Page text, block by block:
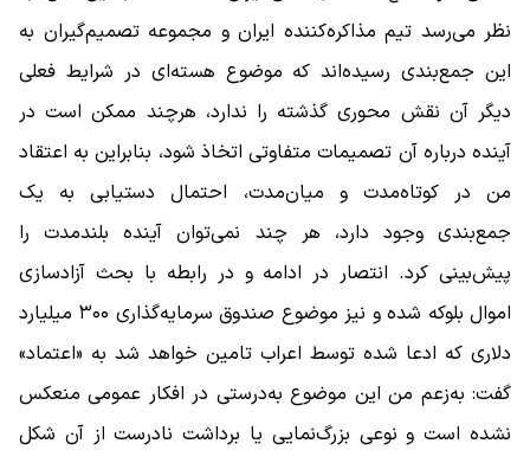
نظر می‌رسد تیم مذاکره‌کننده ایران و مجموعه تصمیم‌گیران به
این جمع‌بندی رسیده‌اند که موضوع هسته‌ای در شرایط فعلی
دیگر آن نقش محوری گذشته را ندارد، هرچند ممکن است در
آینده درباره آن تصمیمات متفاوتی اتخاذ شود، بنابراین به اعتقاد
من در کوتاه‌مدت و میان‌مدت، احتمال دستیابی به یک
جمع‌بندی وجود دارد، هر چند نمی‌توان آینده بلندمدت را
پیش‌بینی کرد. انتصار در ادامه و در رابطه با بحث آزادسازی
اموال بلوکه شده و نیز موضوع صندوق سرمایه‌گذاری ۳۰۰ میلیارد
دلاری که ادعا شده توسط اعراب تامین خواهد شد به «اعتماد»
گفت: به‌زعم من این موضوع به‌درستی در افکار عمومی منعکس
نشده است و نوعی بزرگ‌نمایی یا برداشت نادرست از آن شکل